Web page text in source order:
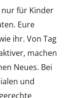
nur für Kinder
Eure
ihr. Von Tag
machen
Neues. Bei
und